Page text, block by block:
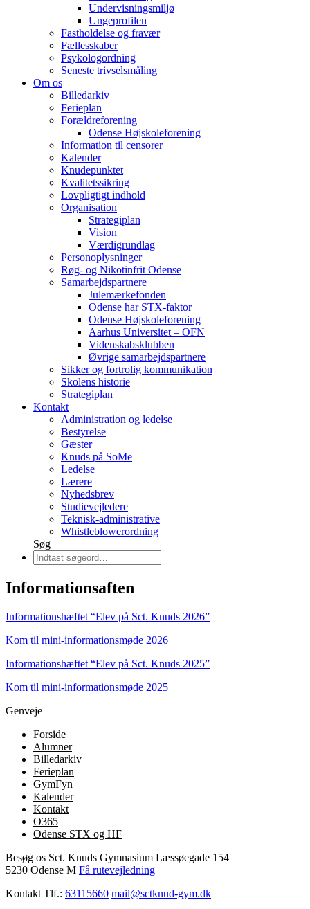
Undervisningsmiljø
Ungeprofilen
Fastholdelse og fravær
Fællesskaber
Psykologordning
Seneste trivselsmåling
Om os
Billedarkiv
Ferieplan
Forældreforening
Odense Højskoleforening
Information til censorer
Kalender
Knudepunktet
Kvalitetssikring
Lovpligtigt indhold
Organisation
Strategiplan
Vision
Værdigrundlag
Personoplysninger
Røg- og Nikotinfrit Odense
Samarbejdspartnere
Julemærkefonden
Odense har STX-faktor
Odense Højskoleforening
Aarhus Universitet – OFN
Videnskabsklubben
Øvrige samarbejdspartnere
Sikker og fortrolig kommunikation
Skolens historie
Strategiplan
Kontakt
Administration og ledelse
Bestyrelse
Gæster
Knuds på SoMe
Ledelse
Lærere
Nyhedsbrev
Studievejledere
Teknisk-administrative
Whistleblowerordning
Søg
Informationsaften
Informationshæftet “Elev på Sct. Knuds 2026”
Kom til mini-informationsmøde 2026
Informationshæftet “Elev på Sct. Knuds 2025”
Kom til mini-informationsmøde 2025
Genveje
Forside
Alumner
Billedarkiv
Ferieplan
GymFyn
Kalender
Kontakt
O365
Odense STX og HF
Besøg os Sct. Knuds Gymnasium Læssøegade 154
5230 Odense M Få rutevejledning
Kontakt Tlf.: 63115660 mail@sctknud-gym.dk